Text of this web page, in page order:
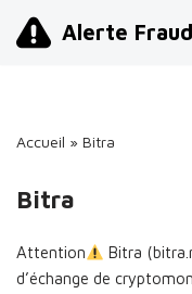
Alerte
Accueil » Bitra
Bitra
Attention
Bitra
d’échange de